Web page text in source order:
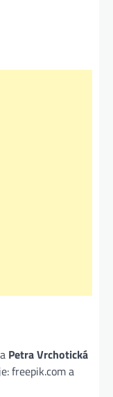
Petra Vrchotická
freepik.com a